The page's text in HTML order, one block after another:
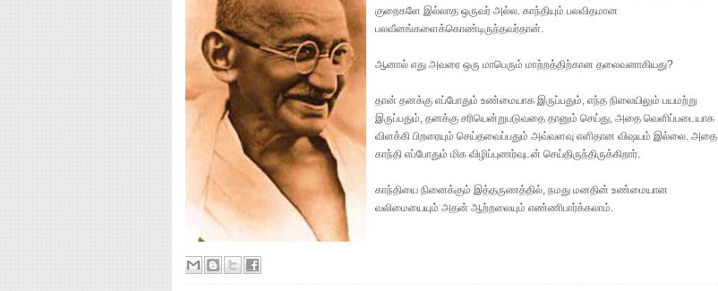
குறைகளே இல்லாத ஒருவர் அல்ல. காந்தியும் பலவிதமான
பலவீனங்களைக்கொண்டிருந்தவர்தான்.
ஆனால் எது அவரை ஒரு மாபெரும் மாற்றத்திற்கான தலைவனாகியது?
தான் தனக்கு எப்போதும் உண்மையாக இருப்பதும், எந்த நிலையிலும் பயமற்று
இருப்பதும், தனக்கு சரியென்றுபடுவதை தானும் செய்து, அதை வெளிப்படையாக
விளக்கி பிறரையும் செய்தவைப்பதும் அவ்வளவு எளிதான விஷயம் இல்லை. அதை
காந்தி எப்போதும் மிக விழிப்புணர்வுடன் செய்திருந்திருக்கிறார்.
காந்தியை நினைக்கும் இத்தருணத்தில், நமது மனதின் உண்மையான
வலிமையையும் அதன் ஆற்றலையும் எண்ணிபார்க்கலாம்.